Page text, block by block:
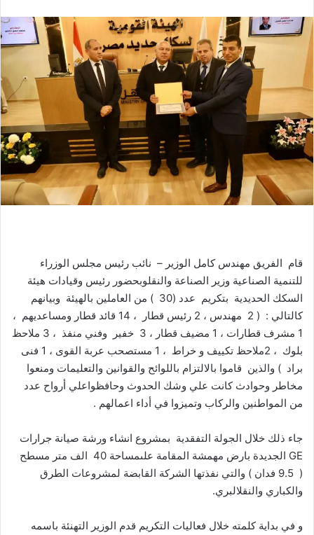
س
ل
ب
ر
ي
ك
ت
ي
قام الفريق مهندس كامل الوزير – نائب رئيس مجلس الوزراء
للتنمية الصناعية وزير الصناعة والنقلوبحضور رئيس وقيادات هيئة
السكك الحديدية بتكريم عدد (
30
) من العاملين بالهيئة وبيانهم
كالتالي :
( مهندس ، رئيس قطار ، قائد قطار ومساعديهم ،
1 مشرف قطارات ، مضيف قطار ، خفير وفني منفذ ،
ملاحظ
بلوك ، ملاحظ تكييف و خراط ، مستصحب عربة القوى ،
فنى
براد ) والذين قاموا بالالتزام باللوائح والقوانين والتعليمات ومنعوا
مخاطر وحوادث كانت علي وشك الحدوث وحافظواعلي أرواح عدد
من المواطنين والركاب وتميزوا في أداء اعمالهم .
جاء ذلك خلال الجولة التفقدية بمشروع انشاء ورشة صيانة جرارات
GE الجديدة بارض مهمشة المقامة علىمساحة الف متر مسطح
(
9.5 فدان ) والتي نفذتها الشركة القابضة لمشروعات الطرق
والكباري والنقلالبري.
و في بداية كلمته خلال فعاليات التكريم قدم الوزير التهنئة باسمه